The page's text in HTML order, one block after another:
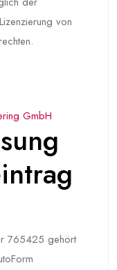
von
GmbH
765425 gehört